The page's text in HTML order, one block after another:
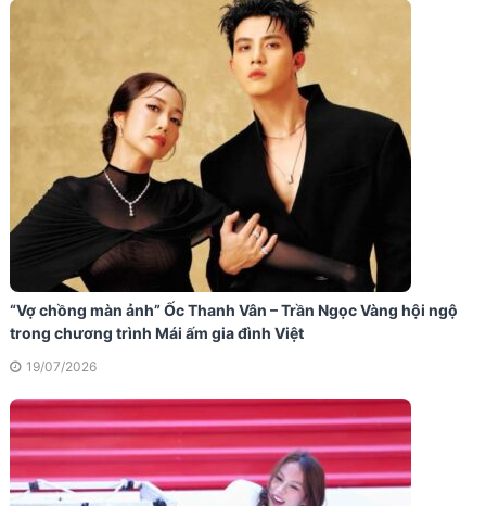
“Vợ chồng màn ảnh” Ốc Thanh Vân – Trần Ngọc Vàng hội ngộ
trong chương trình Mái ấm gia đình Việt
19/07/2026